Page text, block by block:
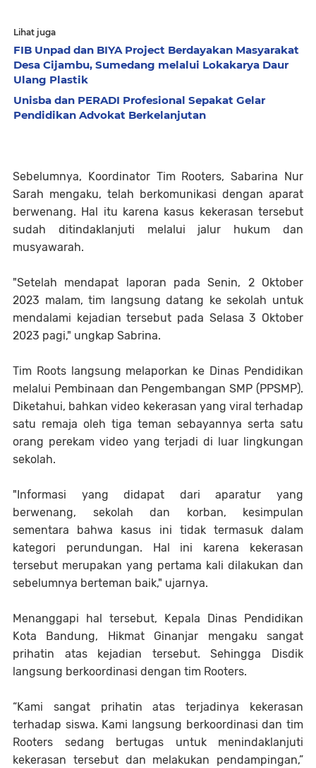
Lihat juga
FIB Unpad dan BIYA Project Berdayakan Masyarakat
Desa Cijambu, Sumedang melalui Lokakarya Daur
Ulang Plastik
Unisba dan PERADI Profesional Sepakat Gelar
Pendidikan Advokat Berkelanjutan
Sebelumnya, Koordinator Tim Rooters, Sabarina Nur
Sarah mengaku, telah berkomunikasi dengan aparat
berwenang. Hal itu karena kasus kekerasan tersebut
sudah ditindaklanjuti melalui jalur hukum dan
musyawarah.
"Setelah mendapat laporan pada Senin, 2 Oktober
2023 malam, tim langsung datang ke sekolah untuk
mendalami kejadian tersebut pada Selasa 3 Oktober
2023 pagi," ungkap Sabrina.
Tim Roots langsung melaporkan ke Dinas Pendidikan
melalui Pembinaan dan Pengembangan SMP (PPSMP).
Diketahui, bahkan video kekerasan yang viral terhadap
satu remaja oleh tiga teman sebayannya serta satu
orang perekam video yang terjadi di luar lingkungan
sekolah.
"Informasi yang didapat dari aparatur yang
berwenang, sekolah dan korban, kesimpulan
sementara bahwa kasus ini tidak termasuk dalam
kategori perundungan. Hal ini karena kekerasan
tersebut merupakan yang pertama kali dilakukan dan
sebelumnya berteman baik," ujarnya.
Menanggapi hal tersebut, Kepala Dinas Pendidikan
Kota Bandung, Hikmat Ginanjar mengaku sangat
prihatin atas kejadian tersebut. Sehingga Disdik
langsung berkoordinasi dengan tim Rooters.
“Kami sangat prihatin atas terjadinya kekerasan
terhadap siswa. Kami langsung berkoordinasi dan tim
Rooters sedang bertugas untuk menindaklanjuti
kekerasan tersebut dan melakukan pendampingan,”